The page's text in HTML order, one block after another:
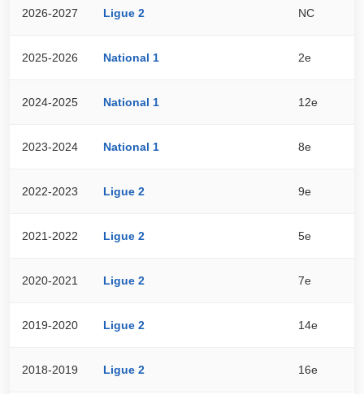
2026-2027 Ligue 2 NC
2025-2026 National 1 2e
2024-2025 National 1 12e
2023-2024 National 1 8e
2022-2023 Ligue 2 9e
2021-2022 Ligue 2 5e
2020-2021 Ligue 2 7e
2019-2020 Ligue 2 14e
2018-2019 Ligue 2 16e